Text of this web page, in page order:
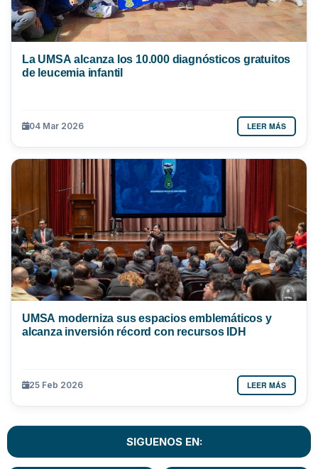
La UMSA alcanza los 10.000 diagnósticos gratuitos
de leucemia infantil
04 Mar 2026 LEER MÁS
UMSA moderniza sus espacios emblemáticos y
alcanza inversión récord con recursos IDH
25 Feb 2026 LEER MÁS
SIGUENOS EN: